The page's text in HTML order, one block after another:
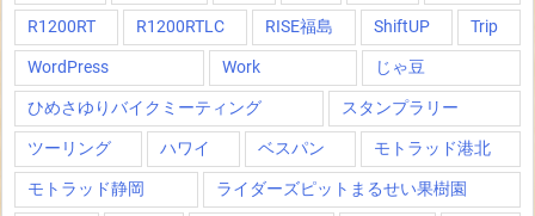
R1200RT
R1200RTLC RISE福島 ShiftUP Trip
WordPress Work じゃ豆
ひめさゆりバイクミーティング スタンプラリー
ツーリング ハワイ ベスパン モトラッド港北
モトラッド静岡 ライダーズピットまるせい果樹園